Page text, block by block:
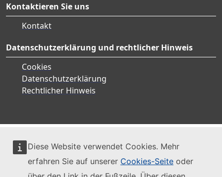
Diese Website verwendet Cookies. Mehr
erfahren Sie auf unserer Cookies-Seite oder
Kontaktieren Sie uns
Kontakt
Datenschutzerklärung und rechtlicher Hinweis
Cookies
Datenschutzerklärung
Rechtlicher Hinweis